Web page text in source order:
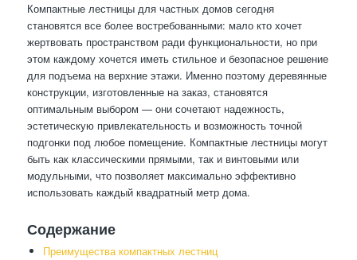
Компактные лестницы для частных домов сегодня
становятся все более востребованными: мало кто хочет
жертвовать пространством ради функциональности, но при
этом каждому хочется иметь стильное и безопасное решение
для подъема на верхние этажи. Именно поэтому деревянные
конструкции, изготовленные на заказ, становятся
оптимальным выбором — они сочетают надежность,
эстетическую привлекательность и возможность точной
подгонки под любое помещение. Компактные лестницы могут
быть как классическими прямыми, так и винтовыми или
модульными, что позволяет максимально эффективно
использовать каждый квадратный метр дома.
Содержание
Преимущества компактных лестниц